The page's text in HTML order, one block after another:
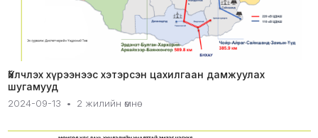
Үйлчлэх хүрээнээс хэтэрсэн цахилгаан дамжуулах
шугамууд
2024-09-13 • 2 жилийн өмнө